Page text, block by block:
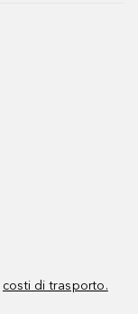
costi di trasporto.